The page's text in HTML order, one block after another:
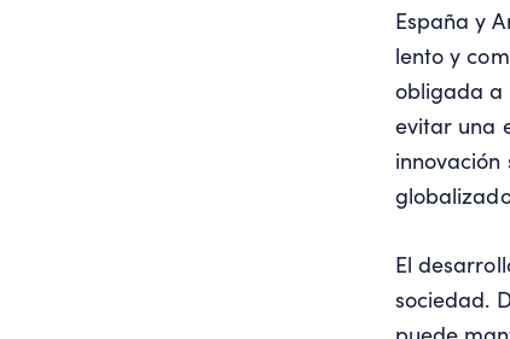
España y
lento y
obligada a
evitar una
El
sociedad.